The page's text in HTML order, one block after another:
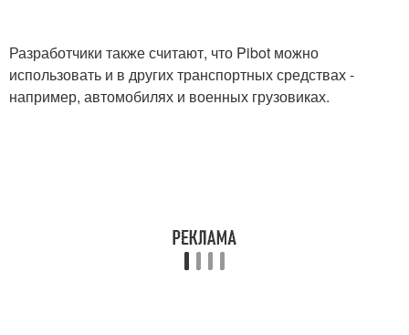
Разработчики также считают, что Pibot можно
использовать и в других транспортных средствах -
например, автомобилях и военных грузовиках.